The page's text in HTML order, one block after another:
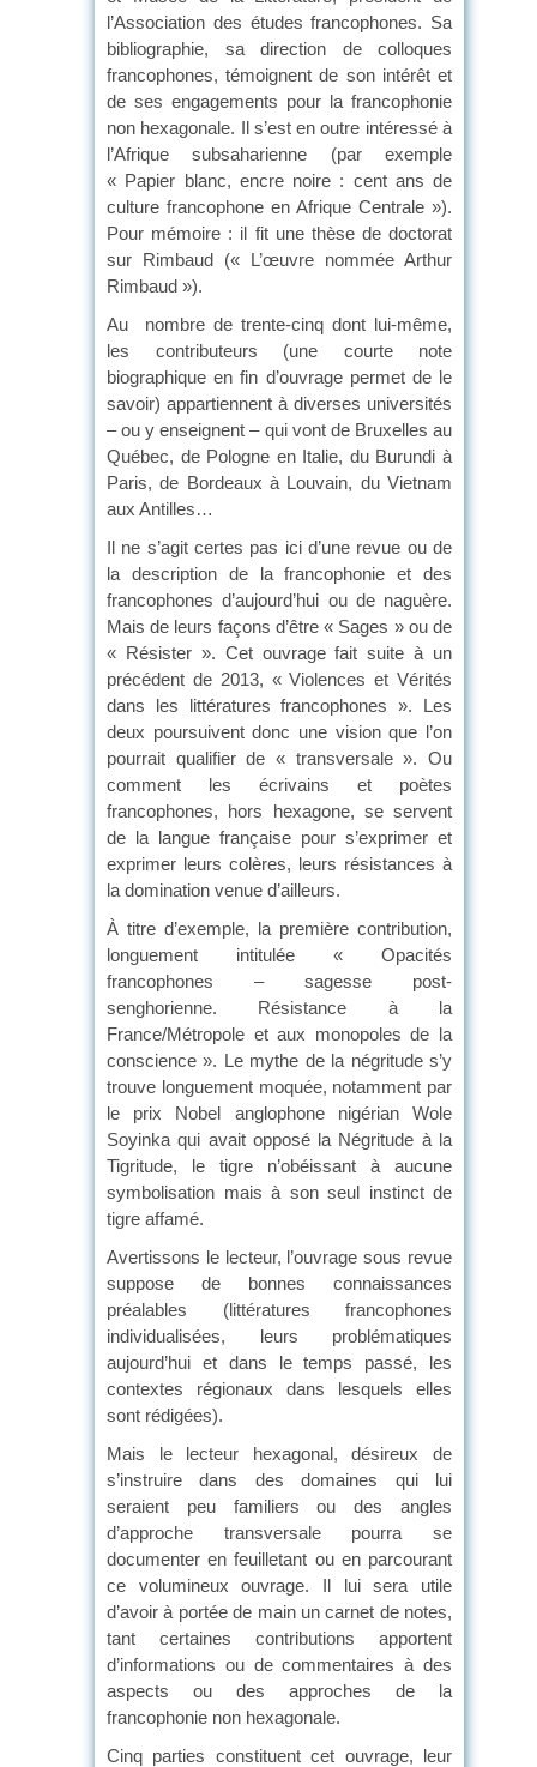
l’Association des études francophones. Sa
bibliographie, sa direction de colloques
francophones, témoignent de son intérêt et
de ses engagements pour la francophonie
non hexagonale. Il s’est en outre intéressé à
l’Afrique subsaharienne (par exemple
« Papier blanc, encre noire : cent ans de
culture francophone en Afrique Centrale »).
Pour mémoire : il fit une thèse de doctorat
sur Rimbaud (« L’œuvre nommée Arthur
Rimbaud »).
Au nombre de trente-cinq dont lui-même,
les contributeurs (une courte note
biographique en fin d’ouvrage permet de le
savoir) appartiennent à diverses universités
– ou y enseignent – qui vont de Bruxelles au
Québec, de Pologne en Italie, du Burundi à
Paris, de Bordeaux à Louvain, du Vietnam
aux Antilles…
Il ne s’agit certes pas ici d’une revue ou de
la description de la francophonie et des
francophones d’aujourd’hui ou de naguère.
Mais de leurs façons d’être « Sages » ou de
« Résister ». Cet ouvrage fait suite à un
précédent de 2013, « Violences et Vérités
dans les littératures francophones ». Les
deux poursuivent donc une vision que l’on
pourrait qualifier de « transversale ». Ou
comment les écrivains et poètes
francophones, hors hexagone, se servent
de la langue française pour s’exprimer et
exprimer leurs colères, leurs résistances à
la domination venue d’ailleurs.
À titre d’exemple, la première contribution,
longuement intitulée « Opacités
francophones – sagesse post-
senghorienne. Résistance à la
France/Métropole et aux monopoles de la
conscience ». Le mythe de la négritude s’y
trouve longuement moquée, notamment par
le prix Nobel anglophone nigérian Wole
Soyinka qui avait opposé la Négritude à la
Tigritude, le tigre n’obéissant à aucune
symbolisation mais à son seul instinct de
tigre affamé.
Avertissons le lecteur, l’ouvrage sous revue
suppose de bonnes connaissances
préalables (littératures francophones
individualisées, leurs problématiques
aujourd’hui et dans le temps passé, les
contextes régionaux dans lesquels elles
sont rédigées).
Mais le lecteur hexagonal, désireux de
s’instruire dans des domaines qui lui
seraient peu familiers ou des angles
d’approche transversale pourra se
documenter en feuilletant ou en parcourant
ce volumineux ouvrage. Il lui sera utile
d’avoir à portée de main un carnet de notes,
tant certaines contributions apportent
d’informations ou de commentaires à des
aspects ou des approches de la
francophonie non hexagonale.
Cinq parties constituent cet ouvrage, leur